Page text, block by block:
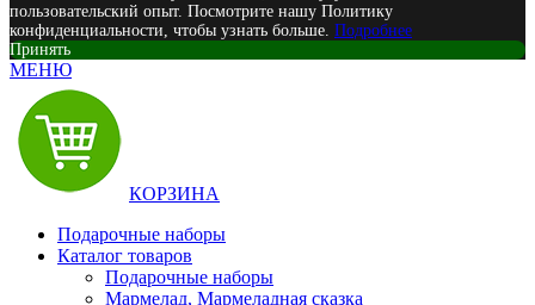
пользовательский опыт. Посмотрите нашу Политику
конфиденциальности, чтобы узнать больше. Подробнее
Принять
МЕНЮ
КОРЗИНА
Подарочные наборы
Каталог товаров
Подарочные наборы
Мармелад, Мармеладная сказка